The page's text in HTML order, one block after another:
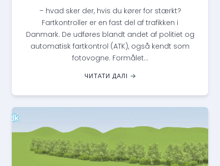
– hvad sker der, hvis du kører for stærkt?
Fartkontroller er en fast del af trafikken i
Danmark. De udføres blandt andet af politiet og
automatisk fartkontrol (ATK), også kendt som
fotovogne. Formålet...
ЧИТАТИ ДАЛІ